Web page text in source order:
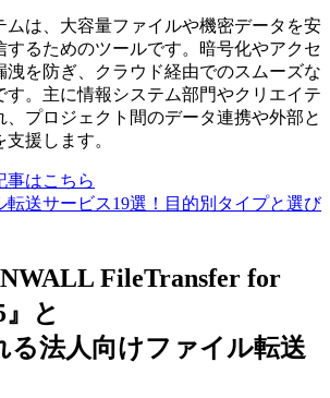
ムは、大容量ファイルや機密データを安
するためのツールです。暗号化やアクセ
洩を防ぎ、クラウド経由でのスムーズな
す。主に情報システム部門やクリエイテ
、プロジェクト間のデータ連携や外部と
援します。
事はこちら
転送サービス19選！目的別タイプと選び
FileTransfer for
と
る法人向けファイル転送